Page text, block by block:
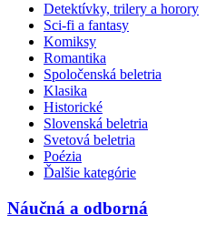
Detektívky, trilery a horory
Sci-fi a fantasy
Komiksy
Romantika
Spoločenská beletria
Klasika
Historické
Slovenská beletria
Svetová beletria
Poézia
Ďalšie kategórie
Náučná a odborná